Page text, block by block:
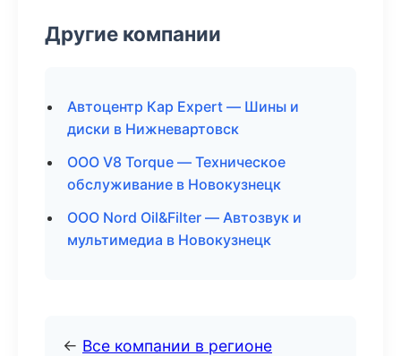
Другие компании
Автоцентр Кар Expert — Шины и
диски в Нижневартовск
ООО V8 Torque — Техническое
обслуживание в Новокузнецк
ООО Nord Oil&Filter — Автозвук и
мультимедиа в Новокузнецк
← Все компании в регионе